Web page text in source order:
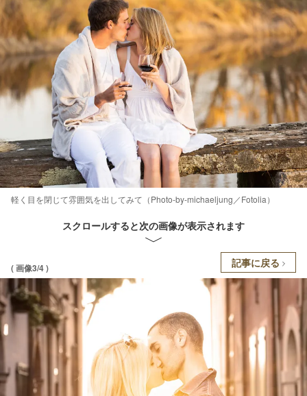
軽く目を閉じて雰囲気を出してみて（Photo-by-michaeljung／Fotolia）
スクロールすると次の画像が表示されます
( 画像3/4 ) 記事に戻る